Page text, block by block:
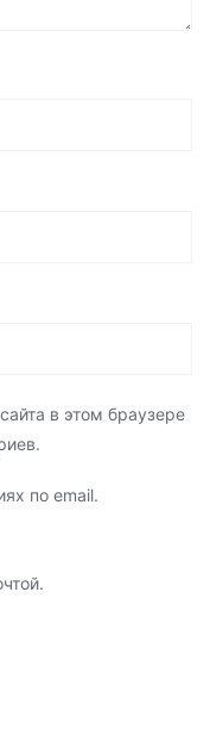
в этом браузере
по email.